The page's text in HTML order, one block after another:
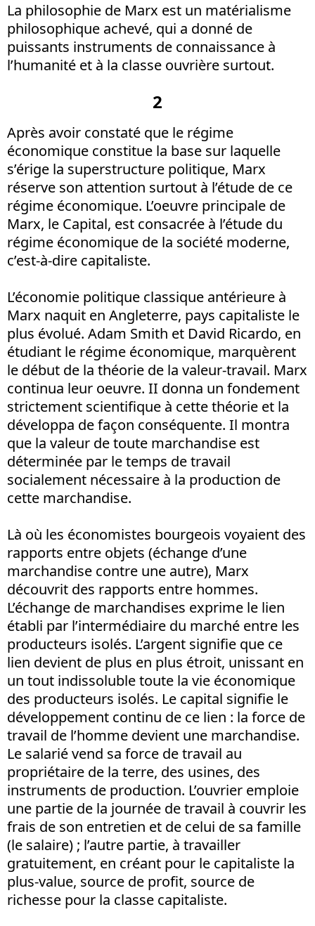
La philosophie de Marx est un matérialisme
philosophique achevé, qui a donné de
puissants instruments de connaissance à
l’humanité et à la classe ouvrière surtout.
2
Après avoir constaté que le régime
économique constitue la base sur laquelle
s’érige la superstructure politique, Marx
réserve son attention surtout à l’étude de ce
régime économique. L’oeuvre principale de
Marx, le Capital, est consacrée à l’étude du
régime économique de la société moderne,
c’est-à-dire capitaliste.
L’économie politique classique antérieure à
Marx naquit en Angleterre, pays capitaliste le
plus évolué. Adam Smith et David Ricardo, en
étudiant le régime économique, marquèrent
le début de la théorie de la valeur-travail. Marx
continua leur oeuvre. II donna un fondement
strictement scientifique à cette théorie et la
développa de façon conséquente. Il montra
que la valeur de toute marchandise est
déterminée par le temps de travail
socialement nécessaire à la production de
cette marchandise.
Là où les économistes bourgeois voyaient des
rapports entre objets (échange d’une
marchandise contre une autre), Marx
découvrit des rapports entre hommes.
L’échange de marchandises exprime le lien
établi par l’intermédiaire du marché entre les
producteurs isolés. L’argent signifie que ce
lien devient de plus en plus étroit, unissant en
un tout indissoluble toute la vie économique
des producteurs isolés. Le capital signifie le
développement continu de ce lien : la force de
travail de l’homme devient une marchandise.
Le salarié vend sa force de travail au
propriétaire de la terre, des usines, des
instruments de production. L’ouvrier emploie
une partie de la journée de travail à couvrir les
frais de son entretien et de celui de sa famille
(le salaire) ; l’autre partie, à travailler
gratuitement, en créant pour le capitaliste la
plus-value, source de profit, source de
richesse pour la classe capitaliste.